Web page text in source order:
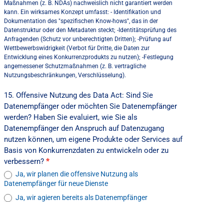
Maßnahmen (z. B. NDAs) nachweislich nicht garantiert werden
kann. Ein wirksames Konzept umfasst: - Identifikation und
Dokumentation des "spezifischen Know-hows", das in der
Datenstruktur oder den Metadaten steckt; -Identitätsprüfung des
Anfragenden (Schutz vor unberechtigten Dritten); -Prüfung auf
Wettbewerbswidrigkeit (Verbot für Dritte, die Daten zur
Entwicklung eines Konkurrenzprodukts zu nutzen); -Festlegung
angemessener Schutzmaßnahmen (z. B. vertragliche
Nutzungsbeschränkungen, Verschlüsselung).
15. Offensive Nutzung des Data Act: Sind Sie
Datenempfänger oder möchten Sie Datenempfänger
werden? Haben Sie evaluiert, wie Sie als
Datenempfänger den Anspruch auf Datenzugang
nutzen können, um eigene Produkte oder Services auf
Basis von Konkurrenzdaten zu entwickeln oder zu
verbessern? *
Ja, wir planen die offensive Nutzung als
Datenempfänger für neue Dienste
Ja, wir agieren bereits als Datenempfänger